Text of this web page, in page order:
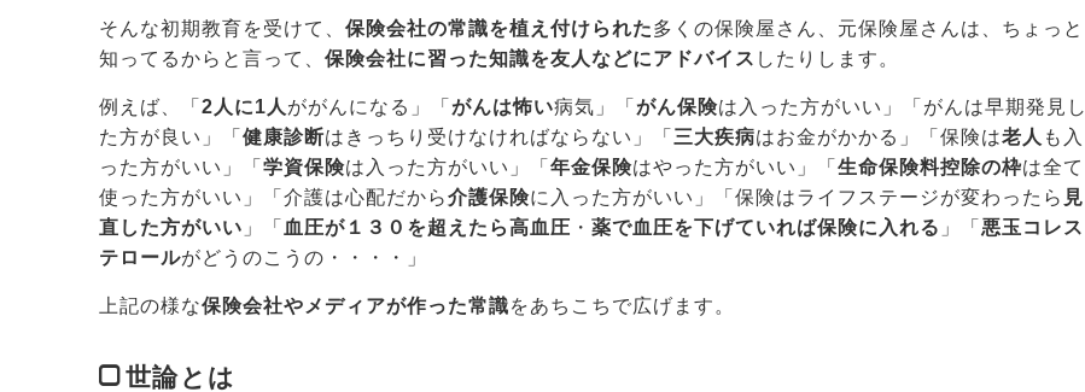
そんな初期教育を受けて、 保険会社の常識を植え付けられた多くの保険屋さん、元保険屋さんは、ちょっと
知ってるからと言って、 保険会社に習った知識を友人などにアドバイス したりします。
例えば、「 2人に1人 ががんになる」「 がんは怖い病気」「 がん保険は入った方がいい」「がんは早期発見し
た方が良い」「 健康診断はきっちり受けなければならない」「 三大疾病はお金がかかる」「保険は老人 も入
った方がいい」「 学資保険は入った方がいい」「 年金保険はやった方がいい」「 生命保険料控除の枠は全て
使った方がいい」「介護は心配だから介護保険に入った方がいい」「保険はライフステージが変わったら 見
直した方がいい 」「 血圧が１３０を超えたら高血圧 ・ 薬で血圧を下げていれば保険に入れる 」「 悪玉コレス
テロールがどうのこうの・・・・」
上記の様な保険会社やメディアが作った常識をあちこちで広げます。
世論とは